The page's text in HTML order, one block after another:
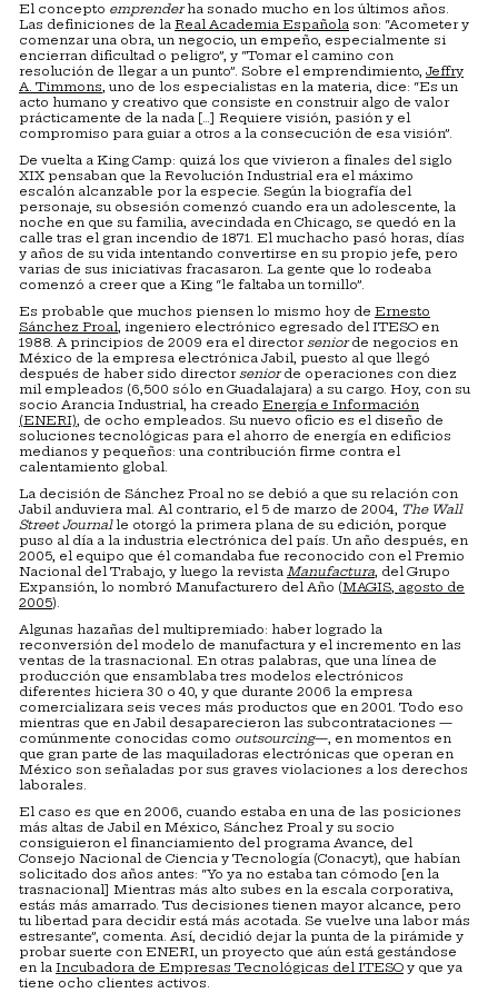
El concepto emprenderha sonado mucho en los últimos años.
Las definiciones de la Real Academia Española son: “Acometer y
comenzar una obra, un negocio, un empeño, especialmente si
encierran dificultad o peligro”, y “Tomar el camino con
resolución de llegar a un punto”. Sobre el emprendimiento, Jeffry
A. Timmons, uno de los especialistas en la materia, dice: “Es un
acto humano y creativo que consiste en construir algo de valor
prácticamente de la nada […] Requiere visión, pasión y el
compromiso para guiar a otros a la consecución de esa visión”.
De vuelta a King Camp: quizá los que vivieron a finales del siglo
XIX pensaban que la Revolución Industrial era el máximo
escalón alcanzable por la especie. Según la biografía del
personaje, su obsesión comenzó cuando era un adolescente, la
noche en que su familia, avecindada en Chicago, se quedó en la
calle tras el gran incendio de 1871. El muchacho pasó horas, días
y años de su vida intentando convertirse en su propio jefe, pero
varias de sus iniciativas fracasaron. La gente que lo rodeaba
comenzó a creer que a King “le faltaba un tornillo”.
Es probable que muchos piensen lo mismo hoy de Ernesto
Sánchez Proal, ingeniero electrónico egresado del ITESO en
1988. A principios de 2009 era el directorseniorde negocios en
México de la empresa electrónica Jabil, puesto al que llegó
después de haber sido directorseniorde operaciones con diez
mil empleados (6,500 sólo en Guadalajara) a su cargo. Hoy, con su
socio Arancia Industrial, ha creado Energía e Información
(ENERI), de ocho empleados. Su nuevo oficio es el diseño de
soluciones tecnológicas para el ahorro de energía en edificios
medianos y pequeños: una contribución firme contra el
calentamiento global.
La decisión de Sánchez Proal no se debió a que su relación con
Jabil anduviera mal. Al contrario, el 5 de marzo de 2004, The Wall
Street Journalle otorgó la primera plana de su edición, porque
puso al día a la industria electrónica del país. Un año después, en
2005, el equipo que él comandaba fue reconocido con el Premio
Nacional del Trabajo, y luego la revista Manufactura, del Grupo
Expansión, lo nombró Manufacturero del Año (MAGIS, agosto de
2005).
Algunas hazañas del multipremiado: haber logrado la
reconversión del modelo de manufactura y el incremento en las
ventas de la trasnacional. En otras palabras, que una línea de
producción que ensamblaba tres modelos electrónicos
diferentes hiciera 30 o 40, y que durante 2006 la empresa
comercializara seis veces más productos que en 2001. Todo eso
mientras que en Jabil desaparecieron las subcontrataciones —
comúnmente conocidas como outsourcing—, en momentos en
que gran parte de las maquiladoras electrónicas que operan en
México son señaladas por sus graves violaciones a los derechos
laborales.
El caso es que en 2006, cuando estaba en una de las posiciones
más altas de Jabil en México, Sánchez Proal y su socio
consiguieron el financiamiento del programa Avance, del
Consejo Nacional de Ciencia y Tecnología (Conacyt), que habían
solicitado dos años antes: “Yo ya no estaba tan cómodo [en la
trasnacional] Mientras más alto subes en la escala corporativa,
estás más amarrado. Tus decisiones tienen mayor alcance, pero
tu libertad para decidir está más acotada. Se vuelve una labor más
estresante”, comenta. Así, decidió dejar la punta de la pirámide y
probar suerte con ENERI, un proyecto que aún está gestándose
en la Incubadora de Empresas Tecnológicas del ITESO y que ya
tiene ocho clientes activos.